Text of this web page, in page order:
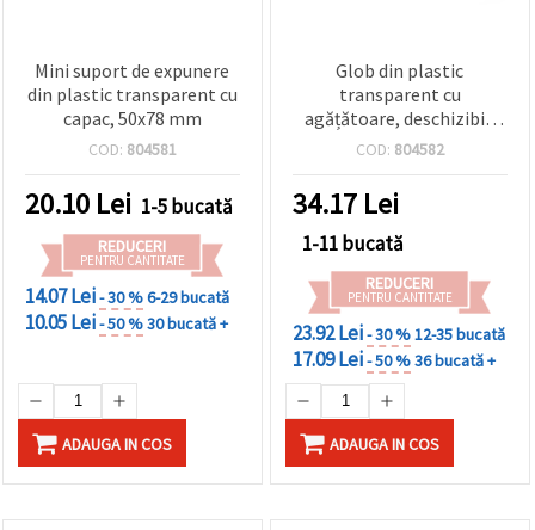
Mini suport de expunere
din plastic transparent cu
capac, 50x78 mm
COD: 804581
20.10 Lei 1-5 bucată
REDUCERI
PENTRU CANTITATE
14.07 Lei- 30 %6-29 bucată
10.05 Lei- 50 %30 bucată +
ADAUGA IN COS
Glob din plastic
transparent cu
agățătoare, deschizibil,
Ø100 mm
COD: 804582
34.17 Lei
1-11 bucată
REDUCERI
PENTRU CANTITATE
23.92 Lei- 30 %12-35 bucată
17.09 Lei- 50 %36 bucată +
ADAUGA IN COS